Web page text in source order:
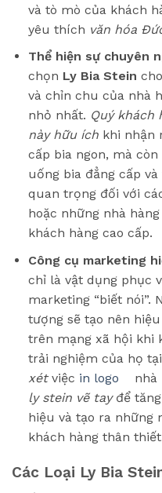
và tò mò của khách
yêu thích văn hóa
Thể hiện sự chuyên
chọn Ly Bia Stein
và chỉn chu của nhà
nhỏ nhất. Quý khách
này hữu íchkhi nhận
cấp bia ngon, mà
uống bia đẳng cấp
quan trọng đối với
hoặc những nhà
khách hàng cao cấp.
Công cụ marketing
chỉ là vật dụng phục
marketing “biết nói”.
tượng sẽ tạo nên
trên mạng xã hội khi
trải nghiệm của họ
xétviệc in logo nhà
ly stein vẽ tayđể
hiệu và tạo ra những
khách hàng thân
Các Loại Ly Bia